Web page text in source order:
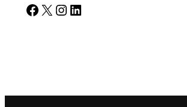
Facebook X Instagram LinkedIn